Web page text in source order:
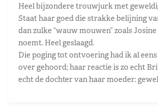
Heel bijzondere trouwjurk met
Staat haar goed die strakke belijning
dan zulke “wauw mouwen” zoals Josine
noemt. Heel geslaagd.
Die poging tot ontvoering had ik al eens
over gehoord; haar reactie is zo echt
echt de dochter van haar moeder: